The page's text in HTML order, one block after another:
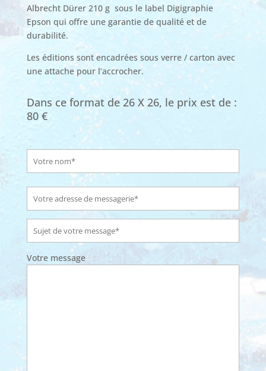
Albrecht Dürer 210 g sous le label Digigraphie
Epson qui offre une garantie de qualité et de
durabilité.
Les éditions sont encadrées sous verre / carton avec
une attache pour l’accrocher.
Dans ce format de 26 X 26, le prix est de :
80 €
Votre message